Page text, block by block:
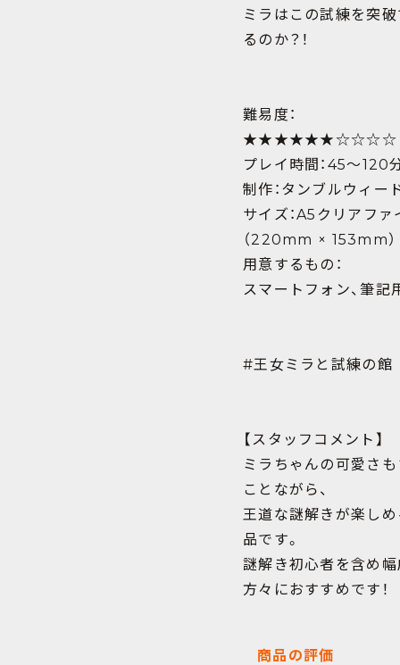
ミラはこの試練を突
るのか？！
難易度：
★★★★★★☆☆☆☆
プレイ時間：45〜120
制作：タンブルウィー
サイズ：A5クリアファ
（220mm × 153mm）
用意するもの：
スマートフォン、筆記
#王女ミラと試練の館
【スタッフコメント】
ミラちゃんの可愛さ
ことながら、
王道な謎解きが楽し
品です。
謎解き初心者を含め
方々におすすめです！
商品の評価